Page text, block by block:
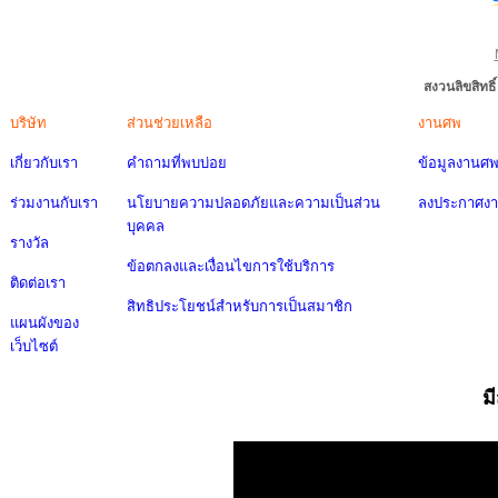
สงวนลิขสิท
บริษัท
เกี่ยวกับเรา
ร่วมงานกับเรา
รางวัล
ติดต่อเรา
แผนผังของ
เว็บไซต์
ส่วนช่วยเหลือ
คำถามที่พบบ่อย
นโยบายความปลอดภัยและความเป็นส่วน
บุคคล
ข้อตกลงและเงื่อนไขการใช้บริการ
สิทธิประโยชน์สำหรับการเป็นสมาชิก
งานศพ
ข้อมูลงานศพ
ลงประกาศง